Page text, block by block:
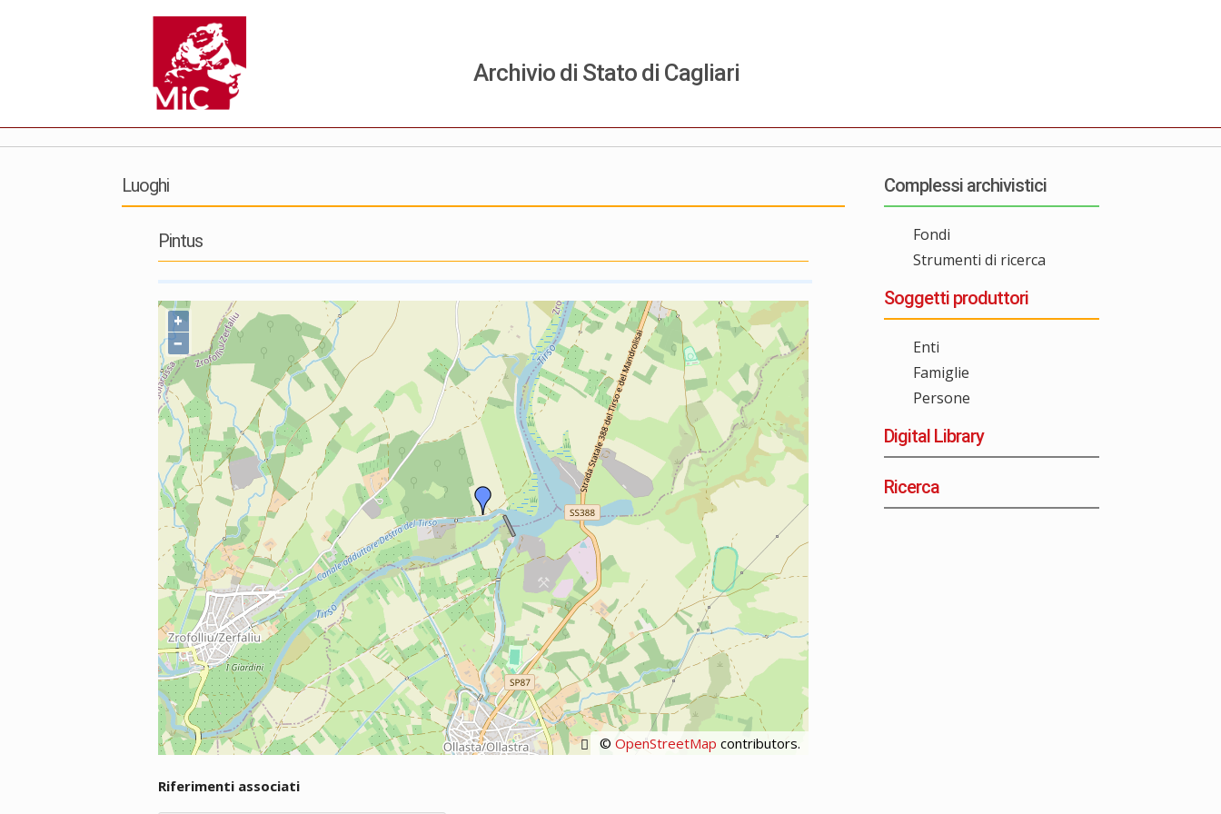
Archivio di Stato di Cagliari
Luoghi
Pintus
+
−
© OpenStreetMap contributors.
Riferimenti associati
Complessi archivistici
Fondi
Strumenti di ricerca
Soggetti produttori
Enti
Famiglie
Persone
Digital Library
Ricerca